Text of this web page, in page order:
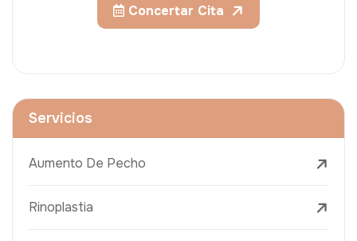
Concertar Cita
Servicios
Aumento De Pecho
Rinoplastia